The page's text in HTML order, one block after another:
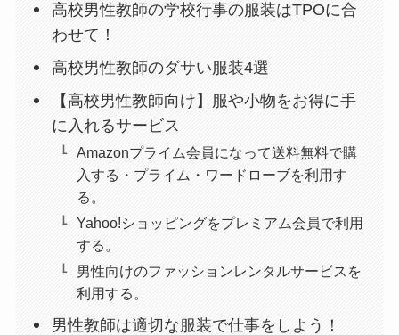
高校男性教師の学校行事の服装はTPOに合
わせて！
高校男性教師のダサい服装4選
【高校男性教師向け】服や小物をお得に手
に入れるサービス
Amazonプライム会員になって送料無料で購
入する・プライム・ワードローブを利用す
る。
Yahoo!ショッピングをプレミアム会員で利用
する。
男性向けのファッションレンタルサービスを
利用する。
男性教師は適切な服装で仕事をしよう！